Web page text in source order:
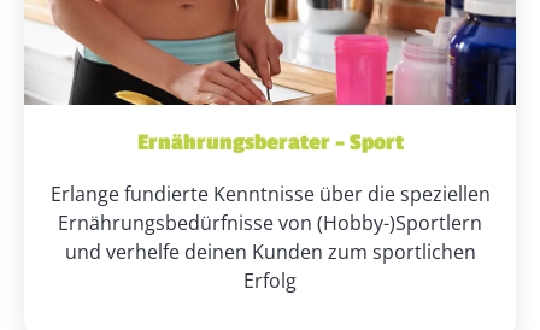
Ernährungsberater – Sport
Erlange fundierte Kenntnisse über die speziellen
Ernährungsbedürfnisse von (Hobby-)Sportlern
und verhelfe deinen Kunden zum sportlichen
Erfolg